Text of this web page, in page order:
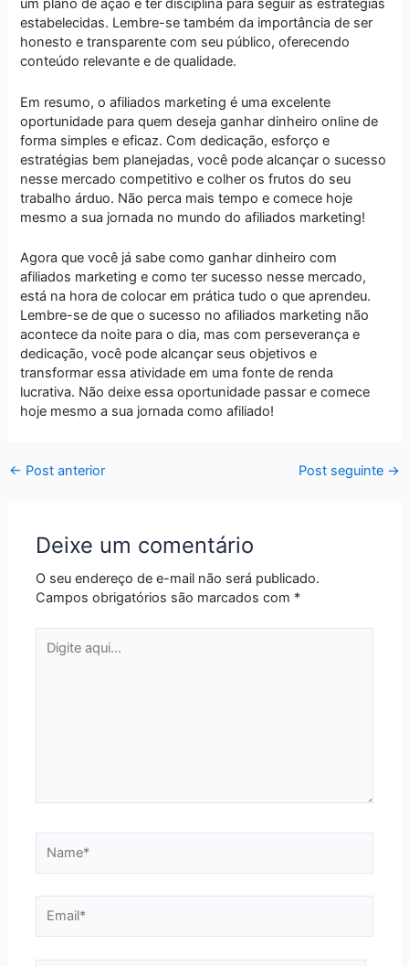
um plano de ação e ter disciplina para seguir as estratégias
estabelecidas. Lembre-se também da importância de ser
honesto e transparente com seu público, oferecendo
conteúdo relevante e de qualidade.
Em resumo, o afiliados marketing é uma excelente
oportunidade para quem deseja ganhar dinheiro online de
forma simples e eficaz. Com dedicação, esforço e
estratégias bem planejadas, você pode alcançar o sucesso
nesse mercado competitivo e colher os frutos do seu
trabalho árduo. Não perca mais tempo e comece hoje
mesmo a sua jornada no mundo do afiliados marketing!
Agora que você já sabe como ganhar dinheiro com
afiliados marketing e como ter sucesso nesse mercado,
está na hora de colocar em prática tudo o que aprendeu.
Lembre-se de que o sucesso no afiliados marketing não
acontece da noite para o dia, mas com perseverança e
dedicação, você pode alcançar seus objetivos e
transformar essa atividade em uma fonte de renda
lucrativa. Não deixe essa oportunidade passar e comece
hoje mesmo a sua jornada como afiliado!
← Post anterior Post seguinte →
Deixe um comentário
O seu endereço de e-mail não será publicado.
Campos obrigatórios são marcados com *
aqui...